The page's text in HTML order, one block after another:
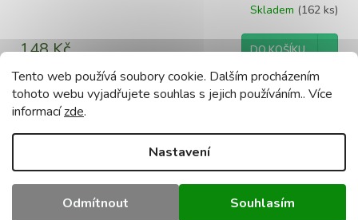
Tento web používá soubory cookie. Dalším procházením
tohoto webu vyjadřujete souhlas s jejich používáním.. Více
informacízde.
Nastavení
Odmítnout Souhlasím
Skladem (162 ks)
148 Kč DO KOŠÍKU
ZOBRAZIT VŠECHNY SOUVISEJÍCÍ PRODUKTY
Popis Podobné (8) Diskuze
Detailní popis produktu